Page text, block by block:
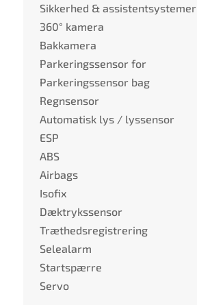
Sikkerhed & assistentsystemer
360° kamera
Bakkamera
Parkeringssensor for
Parkeringssensor bag
Regnsensor
Automatisk lys / lyssensor
ESP
ABS
Airbags
Isofix
Dæktrykssensor
Træthedsregistrering
Selealarm
Startspærre
Servo